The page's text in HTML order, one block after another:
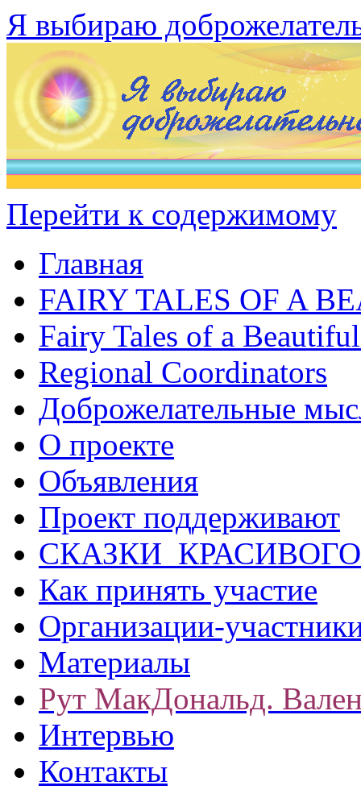
Я выбираю
Перейти к содержимому
Главная
FAIRY TALES OF A
Fairy Tales of a
Regional Coordinators
Доброжелательные
О проекте
Объявления
Проект поддерживают
СКАЗКИ
Как принять участие
Организации-
Материалы
Рут МакДональд.
Интервью
Контакты